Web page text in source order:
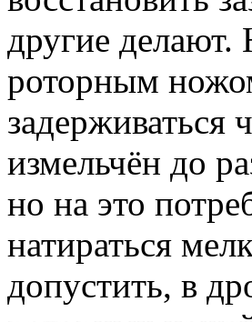
другие делают.
роторным
задерживаться
измельчён до
но на это
натираться
допустить, в